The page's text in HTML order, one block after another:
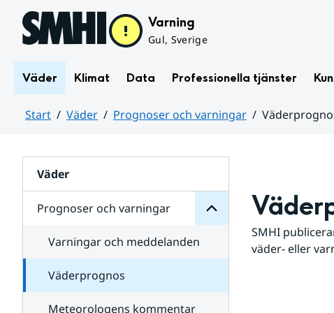
Hoppa till sidans innehåll Varning
Gul, Sverige
Väder Klimat Data Professionella tjänster
Start Väder Prognoser och varningar
Väder
Prognoser och varningar
för
varningar
Varningar och meddelanden
Väderprognos
Meteorologens kommentar
SMHI
väder- eller